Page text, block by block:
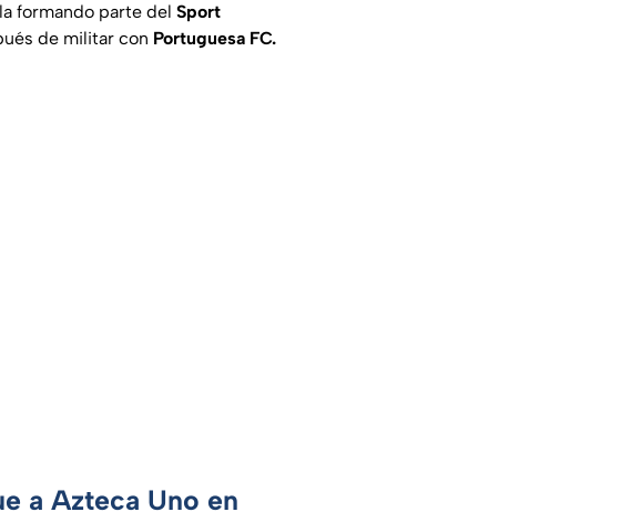
formando parte del Sport
de militar con Portuguesa FC.
a Azteca Uno en